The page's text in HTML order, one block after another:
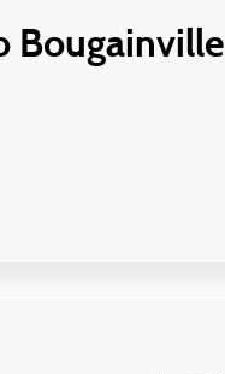
Bougainville